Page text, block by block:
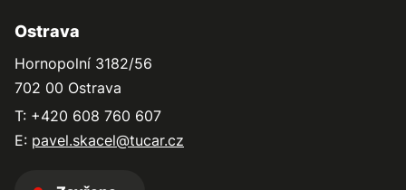
Ostrava
Hornopolní 3182/56
702 00 Ostrava
T: +420 608 760 607
E: pavel.skacel@tucar.cz